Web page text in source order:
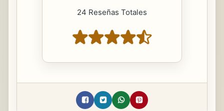
24 Reseñas Totales